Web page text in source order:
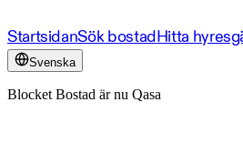
StartsidanSök bostadHitta
Svenska
Blocket Bostad är nu Qasa